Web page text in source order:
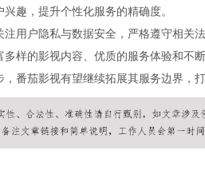
趣，提升个性化服务的精确度。
用户隐私与数据安全，严格遵守相关
多样的影视内容、优质的服务体验和不
番茄影视有望继续拓展其服务边界，